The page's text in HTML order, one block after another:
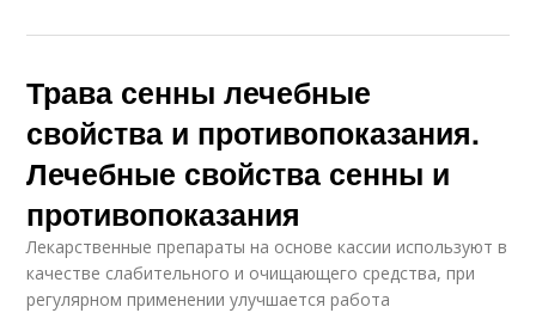
Трава сенны лечебные
свойства и противопоказания.
Лечебные свойства сенны и
противопоказания
Лекарственные препараты на основе кассии используют в
качестве слабительного и очищающего средства, при
регулярном применении улучшается работа